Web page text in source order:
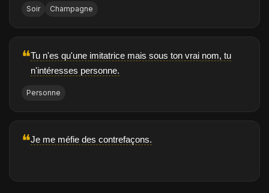
Soir Champagne
❝Tu n'es qu'une imitatrice mais sous ton vrai nom, tu
n'intéresses personne.
Personne
❝Je me méfie des contrefaçons.